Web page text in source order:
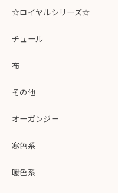
☆ロイヤルシリーズ☆
チュール
布
その他
オーガンジー
寒色系
暖色系